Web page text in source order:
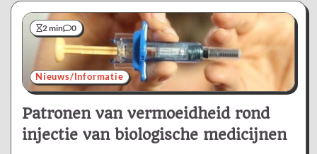
2 min 0
Nieuws/Informatie
Patronen van vermoeidheid rond
injectie van biologische medicijnen